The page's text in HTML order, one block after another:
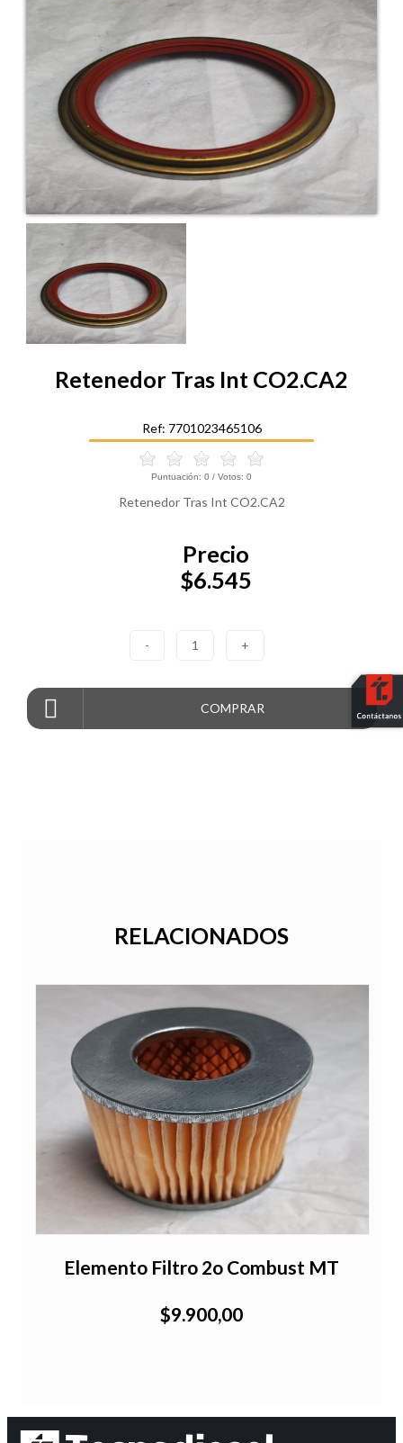
Retenedor Tras Int CO2.CA2
Ref: 7701023465106
Puntuación: 0 / Votos: 0
Retenedor Tras Int CO2.CA2
Precio
$6.545
- 1 +
COMPRAR
RELACIONADOS
Elemento Filtro 2o Combust MT
$9.900,00